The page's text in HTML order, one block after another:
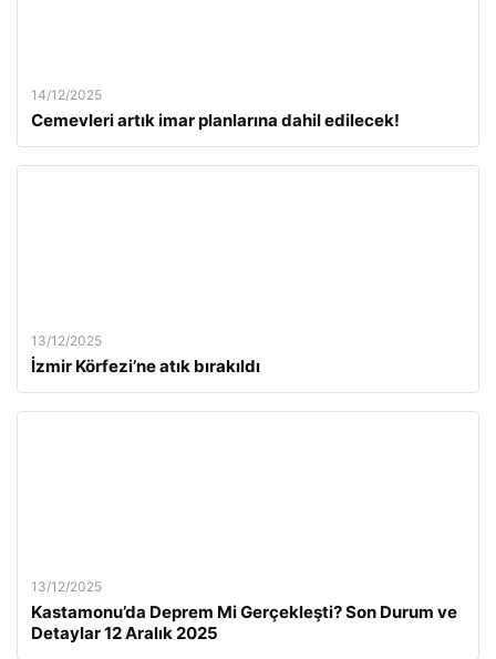
14/12/2025
Cemevleri artık imar planlarına dahil edilecek!
13/12/2025
İzmir Körfezi’ne atık bırakıldı
13/12/2025
Kastamonu’da Deprem Mi Gerçekleşti? Son Durum ve
Detaylar 12 Aralık 2025